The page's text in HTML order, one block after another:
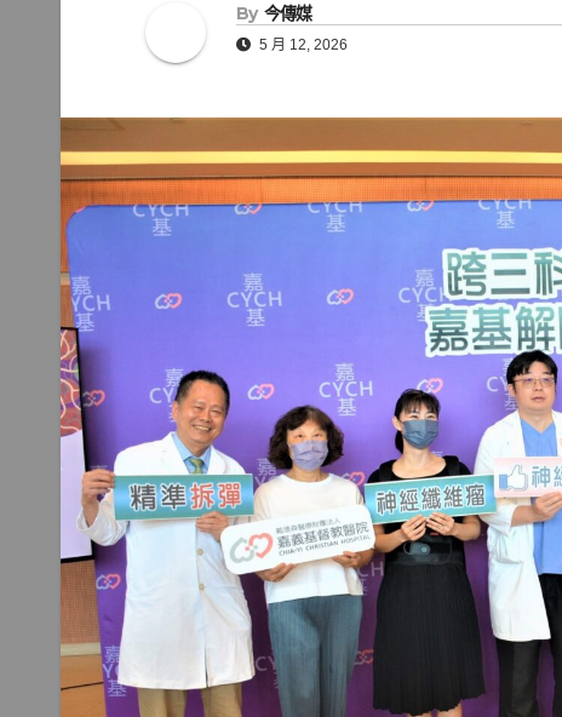
By 今傳媒
5 月 12, 2026